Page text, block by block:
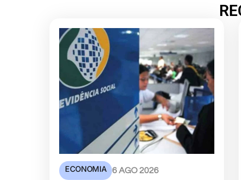
ECONOMIA 6 AGO 2026